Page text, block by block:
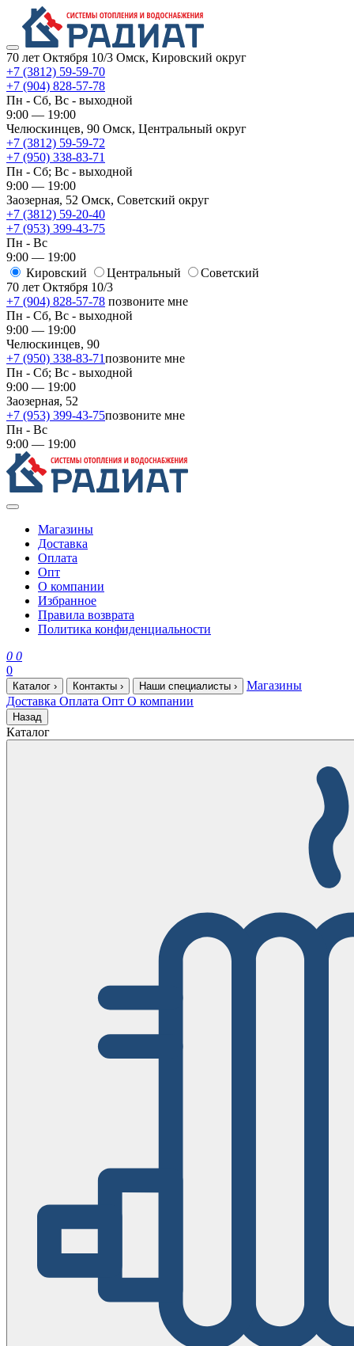
70 лет Октября 10/3 Омск, Кировский округ
+7 (3812) 59-59-70
+7 (904) 828-57-78
Пн - Сб, Вс - выходной
9:00 — 19:00
Челюскинцев, 90 Омск, ​Центральный округ
+7 (3812) 59-59-72
+7 (950) 338-83-71
Пн - Сб; Вс - выходной
9:00 — 19:00
Заозерная, 52 Омск, ​Советский округ
+7 (3812) 59-20-40
+7 (953) 399-43-75
Пн - Вс
9:00 — 19:00
Кировский
​Центральный
​Советский
70 лет Октября 10/3
+7 (904) 828-57-78 позвоните мне
Пн - Сб, Вс - выходной
9:00 — 19:00
Челюскинцев, 90
+7 (950) 338-83-71позвоните мне
Пн - Сб; Вс - выходной
9:00 — 19:00
Заозерная, 52
+7 (953) 399-43-75позвоните мне
Пн - Вс
9:00 — 19:00
Магазины
Доставка
Оплата
Опт
О компании
Избранное
Правила возврата
Политика конфиденциальности
0 0
0
Каталог › Контакты › Наши специалисты ›
Магазины
Доставка Оплата Опт О компании
Назад
Каталог